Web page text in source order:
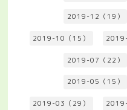
2019-12（19）
2019-10（15）
2019-07（22）
2019-05（15）
2019-03（29）